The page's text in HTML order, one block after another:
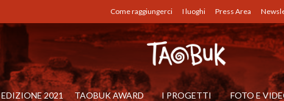
Come raggiungerci I luoghi Press Area
EDIZIONE 2021 TAOBUK AWARD I PROGETTI FOTO E